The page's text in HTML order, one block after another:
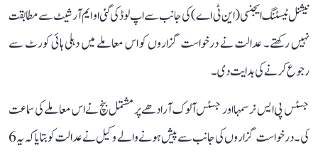
نیشنل ٹیسٹنگ ایجنسی (این ٹی اے) کی جانب سے اپ لوڈ کی گئی او ایم آر شیٹ سے مطابقت
نہیں رکھتے۔ عدالت نے درخواست گزاروں کو اس معاملے میں دہلی ہائی کورٹ سے
رجوع کرنے کی ہدایت دی۔
جسٹس پی ایس نرسمہا اور جسٹس آلوک آرادھے پر مشتمل بنچ نے اس معاملے کی سماعت
کی۔ درخواست گزاروں کی جانب سے پیش ہونے والے وکیل نے عدالت کو بتایا کہ یہ 6